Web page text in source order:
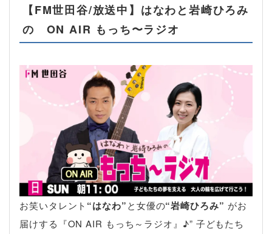
【FM世田谷/放送中】はなわと岩崎ひろみ
の ON AIR もっち〜ラジオ
お笑いタレント “はなわ”と女優の“岩崎ひろみ” がお
届けする『ON AIR もっち～ラジオ』♪” 子どもたち